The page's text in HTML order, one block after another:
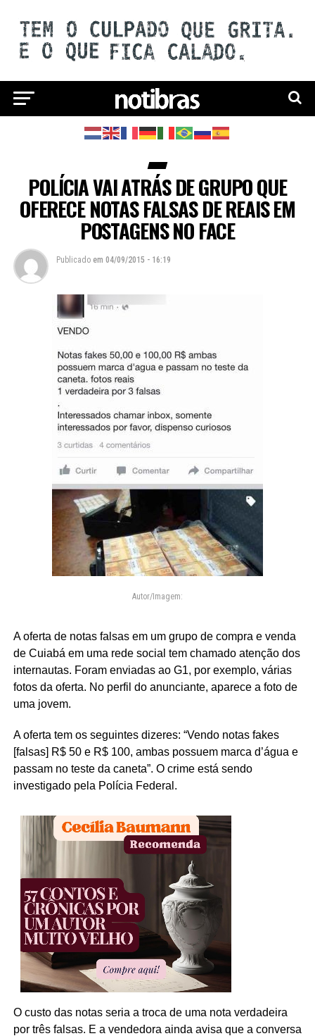
POLÍCIA VAI ATRÁS DE GRUPO QUE
OFERECE NOTAS FALSAS DE REAIS EM
POSTAGENS NO FACE
Publicado em 04/09/2015 - 16:19
Autor/Imagem:
A oferta de notas falsas em um grupo de compra e venda
de Cuiabá em uma rede social tem chamado atenção dos
internautas. Foram enviadas ao G1, por exemplo, várias
fotos da oferta. No perfil do anunciante, aparece a foto de
uma jovem.
A oferta tem os seguintes dizeres: “Vendo notas fakes
[falsas] R$ 50 e R$ 100, ambas possuem marca d’água e
passam no teste da caneta”. O crime está sendo
investigado pela Polícia Federal.
O custo das notas seria a troca de uma nota verdadeira
por três falsas. E a vendedora ainda avisa que a conversa